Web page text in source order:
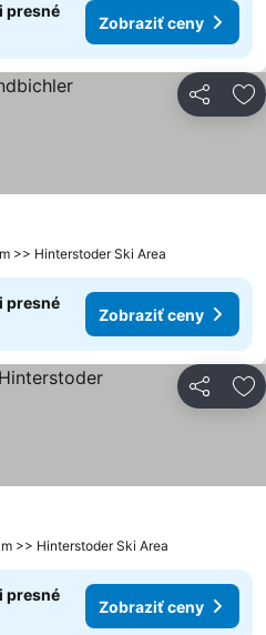
presné
Zobraziť ceny
Zdieľať
>> Hinterstoder Ski Area
presné
Zobraziť ceny
Zdieľať
>> Hinterstoder Ski Area
presné
Zobraziť ceny